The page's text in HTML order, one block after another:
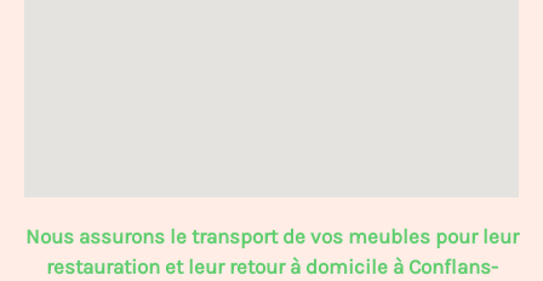
Nous assurons le transport de vos meubles pour leur
restauration et leur retour à domicile à Conflans-